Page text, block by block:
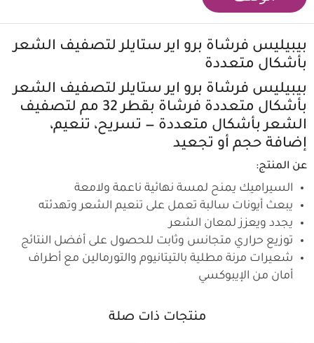
بيبيليس فرشاة برو اير ستايلر لتصفيف الشعر
بأشكال متعددة
بيبيليس فرشاة برو اير ستايلر لتصفيف الشعر
بأشكال متعددة فرشاة بقطر 32 مم لتصفيف
الشعر بأشكال متعددة — تسريح، تنعيم،
إضافة حجم أو تجعيد
عن المنتج:
السيراميك يمنح لمسة نهائية ناعمة ولامعة
يبعث أيونات سالبة تعمل على تنعيم الشعر وتهدئته
يجدد ويعزز لمعان الشعر
توزيع حراري متجانس وثابت للحصول على أفضل النتائج
شعيرات مرنة مطلية بالتيتانيوم والتورمالين مع أطراف
أمان من الإيبوكسي
منتجات ذات صلة